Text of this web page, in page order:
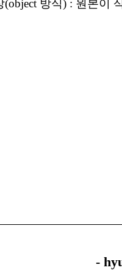
(object 방식) : 원본이
-